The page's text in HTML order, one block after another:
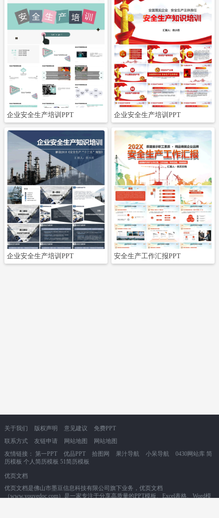
企业安全生产培训PPT 企业安全生产培训PPT
立即下载
企业安全生产培训PPT
立即下载
安全生产工作汇报PPT
关于我们
联系方式
版权声明
友链申请
意见建议
网站地图
免费PPT
网站地图
友情链接： 第一PPT 优品PPT 拾图网 果汁导航 小呆导航 0430网站库 简
历模板 个人简历模板 51简历模板
优页文档
优页文档是佛山市墨豆信息科技有限公司旗下业务，优页文档
（www.youyedoc.com）是一家专注于分享高质量的PPT模板、Excel表格、Word模